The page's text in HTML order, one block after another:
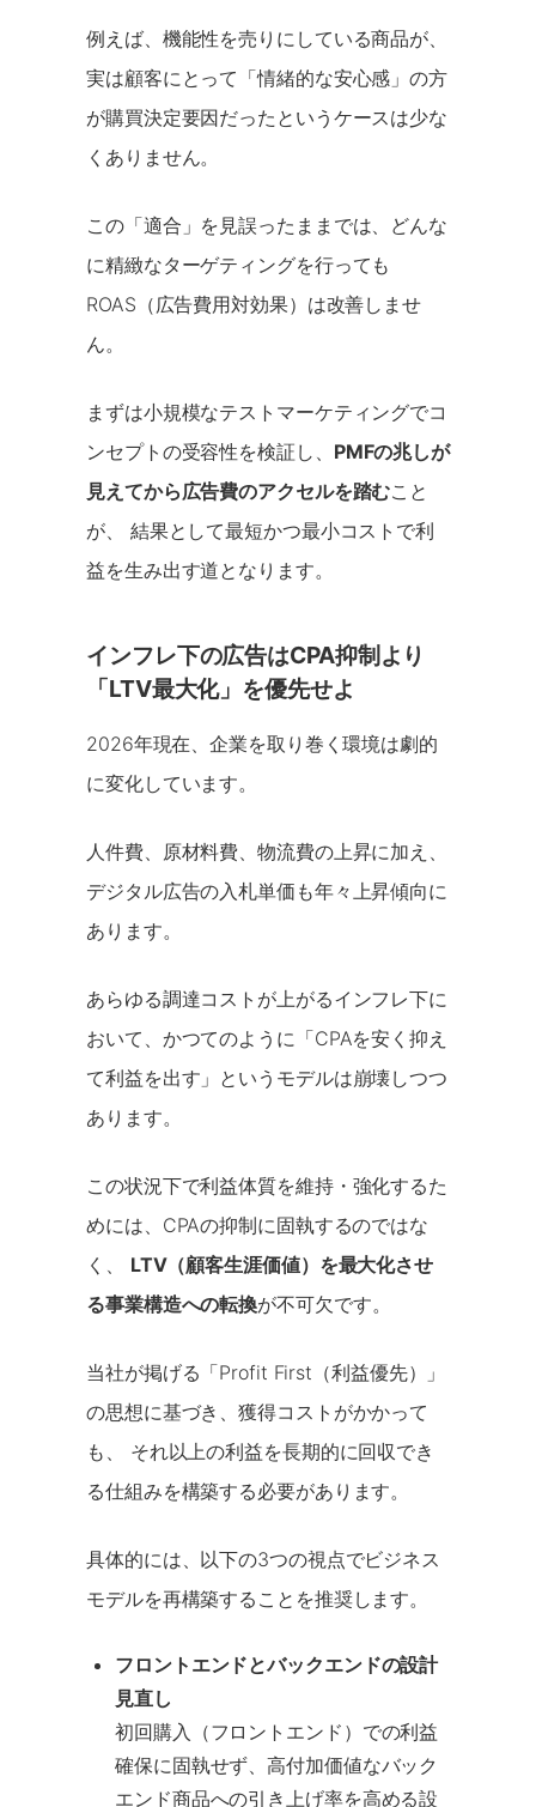
例えば、機能性を売りにしている商品が、
実は顧客にとって「情緒的な安心感」の方
が購買決定要因だったというケースは少な
くありません。
この「適合」を見誤ったままでは、どんな
に精緻なターゲティングを行っても
ROAS（広告費用対効果）は改善しませ
ん。
まずは小規模なテストマーケティングでコ
ンセプトの受容性を検証し、 PMFの兆しが
見えてから広告費のアクセルを踏むこと
が、 結果として最短かつ最小コストで利
益を生み出す道となります。
インフレ下の広告はCPA抑制より
「LTV最大化」を優先せよ
2026年現在、企業を取り巻く環境は劇的
に変化しています。
人件費、原材料費、物流費の上昇に加え、
デジタル広告の入札単価も年々上昇傾向に
あります。
あらゆる調達コストが上がるインフレ下に
おいて、かつてのように「CPAを安く抑え
て利益を出す」というモデルは崩壊しつつ
あります。
この状況下で利益体質を維持・強化するた
めには、CPAの抑制に固執するのではな
く、 LTV（顧客生涯価値）を最大化させ
る事業構造への転換が不可欠です。
当社が掲げる「Profit First（利益優先）」
の思想に基づき、獲得コストがかかって
も、 それ以上の利益を長期的に回収でき
る仕組みを構築する必要があります。
具体的には、以下の3つの視点でビジネス
モデルを再構築することを推奨します。
フロントエンドとバックエンドの設計
見直し
初回購入（フロントエンド）での利益
確保に固執せず、高付加価値なバック
エンド商品への引き上げ率を高める設